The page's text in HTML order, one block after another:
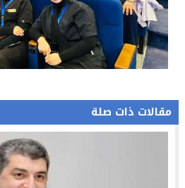
مقالات ذات صلة